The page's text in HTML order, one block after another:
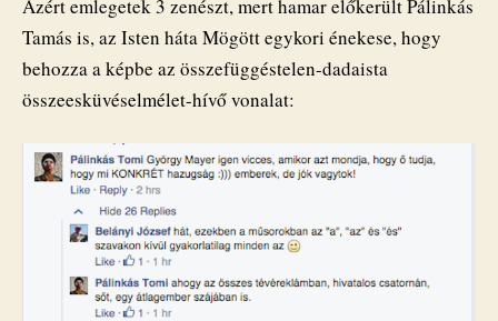
Azért emlegetek 3 zenészt, mert hamar előkerült Pálinkás
Tamás is, az Isten háta Mögött egykori énekese, hogy
behozza a képbe az összefüggéstelen-dadaista
összeesküvéselmélet-hívő vonalat: